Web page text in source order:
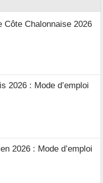
Côte Chalonnaise 2026
2026 : Mode d’emploi
2026 : Mode d’emploi